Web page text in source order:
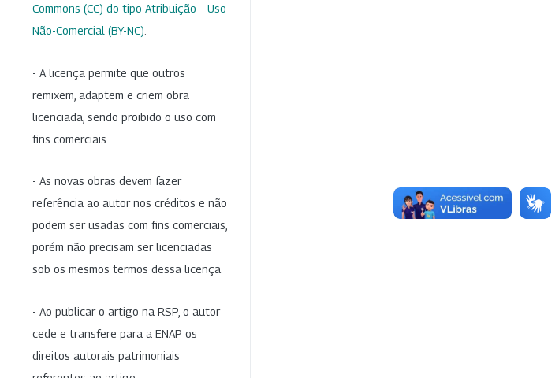
Commons (CC) do tipo Atribuição – Uso
Não-Comercial (BY-NC)
- A licença permite que outros
remixem, adaptem e criem obra
licenciada, sendo proibido o uso com
fins comerciais.
- As novas obras devem fazer
referência ao autor nos créditos e não
podem ser usadas com fins comerciais,
porém não precisam ser licenciadas
sob os mesmos termos dessa licença.
- Ao publicar o artigo na RSP, o autor
cede e transfere para a ENAP os
direitos autorais patrimoniais